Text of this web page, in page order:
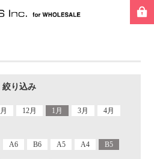
絞り込み
12月 1月 3月
4月
A6 B6 A5 A4 B5